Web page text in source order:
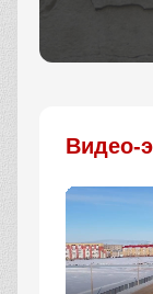
Видео-